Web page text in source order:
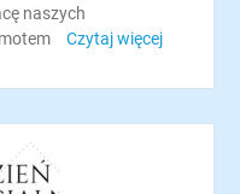
naszych
Czytaj więcej